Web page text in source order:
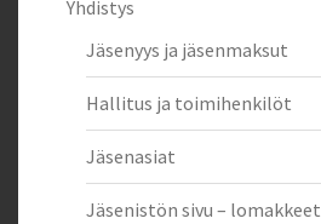
Yhdistys
Jäsenyys ja jäsenmaksut
Hallitus ja toimihenkilöt
Jäsenasiat
Jäsenistön sivu – lomakkeet